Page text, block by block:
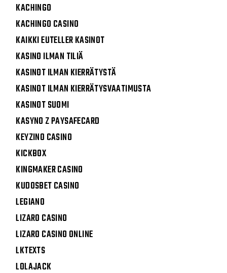
KACHINGO
KACHINGO CASINO
KAIKKI EUTELLER KASINOT
KASINO ILMAN TILIÄ
KASINOT ILMAN KIERRÄTYSTÄ
KASINOT ILMAN KIERRÄTYSVAATIMUSTA
KASINOT SUOMI
KASYNO Z PAYSAFECARD
KEYZINO CASINO
KICKBOX
KINGMAKER CASINO
KUDOSBET CASINO
LEGIANO
LIZARO CASINO
LIZARO CASINO ONLINE
LKTEXTS
LOLAJACK